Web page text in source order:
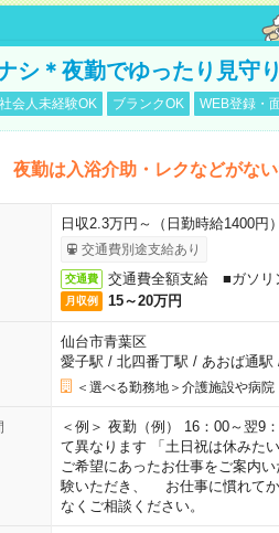
シ＊夜勤でゆったり見守
社会人未経験OK ブランクOK WEB登録・
夜勤は入浴介助・レクなどがな
日収2.3万円～（日勤時給1400
交通費別途支給あり
交通費 交通費全額支給 ■ガソリ
月収例 15～20万円
仙台市青葉区
愛子駅 / 北四番丁駅 / あおば通駅
＜選べる勤務地＞介護施設や病
＜例＞ 夜勤（例） 16：00～翌9
て異なります 「土日祝は休みた
ご希望にあったお仕事をご案内
験いただき、 お仕事に慣れて
なくご相談ください。